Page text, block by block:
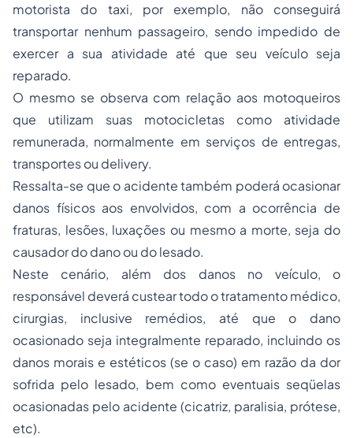
motorista do taxi, por exemplo, não conseguirá
transportar nenhum passageiro, sendo impedido de
exercer a sua atividade até que seu veículo seja
reparado.
O mesmo se observa com relação aos motoqueiros
que utilizam suas motocicletas como atividade
remunerada, normalmente em serviços de entregas,
transportes ou delivery.
Ressalta-se que o acidente também poderá ocasionar
danos físicos aos envolvidos, com a ocorrência de
fraturas, lesões, luxações ou mesmo a morte, seja do
causador do dano ou do lesado.
Neste cenário, além dos danos no veículo, o
responsável deverá custear todo o tratamento médico,
cirurgias, inclusive remédios, até que o dano
ocasionado seja integralmente reparado, incluindo os
danos morais e estéticos (se o caso) em razão da dor
sofrida pelo lesado, bem como eventuais seqüelas
ocasionadas pelo acidente (cicatriz, paralisia, prótese,
etc).